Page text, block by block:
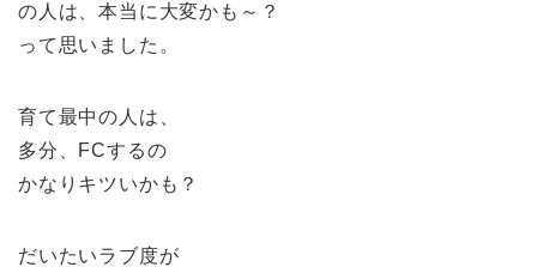
の人は、本当に大変かも～？
って思いました。
育て最中の人は、
多分、FCするの
かなりキツいかも？
だいたいラブ度が